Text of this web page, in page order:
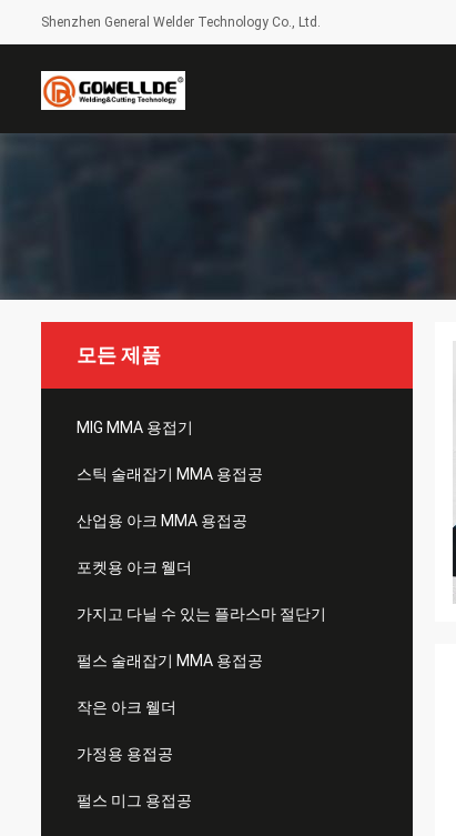
Shenzhen General Welder Technology Co., Ltd.
모든 제품
MIG MMA 용접기
스틱 술래잡기 MMA 용접공
산업용 아크 MMA 용접공
포켓용 아크 웰더
가지고 다닐 수 있는 플라스마 절단기
펄스 술래잡기 MMA 용접공
작은 아크 웰더
가정용 용접공
펄스 미그 용접공